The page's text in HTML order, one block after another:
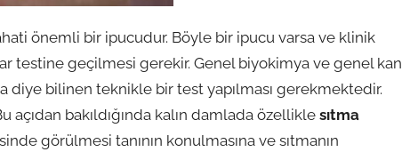
önemli bir ipucudur. Böyle bir ipucu varsa ve klinik
testine geçilmesi gerekir. Genel biyokimya ve genel kan
diye bilinen teknikle bir test yapılması gerekmektedir.
bakıldığında kalın damlada özellikle sıtma
görülmesi tanının konulmasına ve sıtmanın